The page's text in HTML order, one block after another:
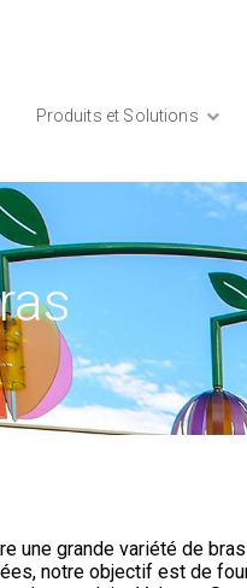
Produits et Solutions
une grande variété de
notre objectif est de